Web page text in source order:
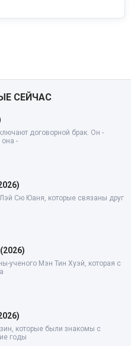
СЕЙЧАС
договорной брак. Он -
-
Сю Юаня, которые связаны друг
ученого Мэн Тин Хуэй, которая с
которые были знакомы с
годы